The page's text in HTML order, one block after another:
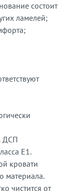
состоит
ламелей;
ДСП
Е1.
кровати
материала.
чистится от